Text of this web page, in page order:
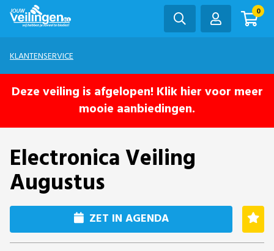
0
KLANTENSERVICE
Deze veiling is afgelopen! Klik hier voor meer
mooie aanbiedingen.
Electronica Veiling
Augustus
ZET IN AGENDA